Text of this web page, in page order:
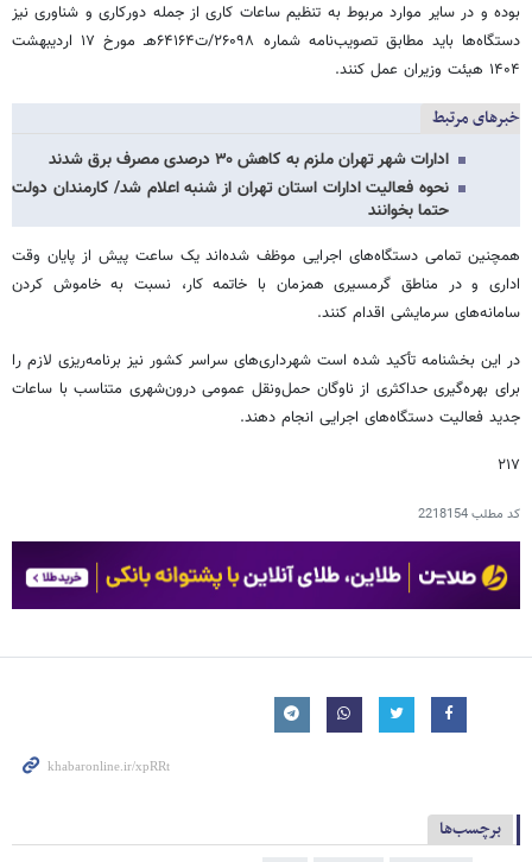
بوده و در سایر موارد مربوط به تنظیم ساعات کاری از جمله دورکاری و شناوری نیز
دستگاه‌ها باید مطابق تصویب‌نامه شماره ۲۶۰۹۸/ت۶۴۱۶۴هـ مورخ ۱۷ اردیبهشت
۱۴۰۴ هیئت وزیران عمل کنند.
خبرهای مرتبط
ادارات شهر تهران ملزم به کاهش ۳۰ درصدی مصرف برق شدند
نحوه فعالیت ادارات استان تهران از شنبه اعلام شد/ کارمندان دولت
حتما بخوانند
همچنین تمامی دستگاه‌های اجرایی موظف شده‌اند یک ساعت پیش از پایان وقت
اداری و در مناطق گرمسیری همزمان با خاتمه کار، نسبت به خاموش کردن
سامانه‌های سرمایشی اقدام کنند.
در این بخشنامه تأکید شده است شهرداری‌های سراسر کشور نیز برنامه‌ریزی لازم را
برای بهره‌گیری حداکثری از ناوگان حمل‌ونقل عمومی درون‌شهری متناسب با ساعات
جدید فعالیت دستگاه‌های اجرایی انجام دهند.
۲۱۷
کد مطلب2218154
برچسب‌ها